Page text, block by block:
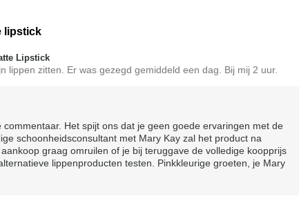
lipstick
Lipstick
lippen zitten. Er was gezegd gemiddeld een dag. Bij mij 2 uur.
Het spijt ons dat je geen goede ervaringen met de
schoonheidsconsultant met Mary Kay zal het product na
graag omruilen of je bij teruggave de volledige koopprijs
lippenproducten testen. Pinkkleurige groeten, je Mary